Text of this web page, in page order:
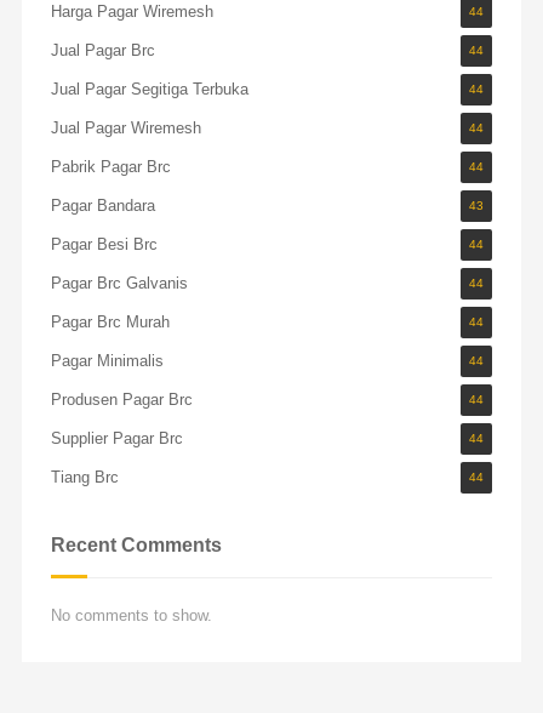
Harga Pagar Wiremesh 44
Jual Pagar Brc 44
Jual Pagar Segitiga Terbuka 44
Jual Pagar Wiremesh 44
Pabrik Pagar Brc 44
Pagar Bandara 43
Pagar Besi Brc 44
Pagar Brc Galvanis 44
Pagar Brc Murah 44
Pagar Minimalis 44
Produsen Pagar Brc 44
Supplier Pagar Brc 44
Tiang Brc 44
Recent Comments
No comments to show.